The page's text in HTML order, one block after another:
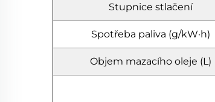
Stupnice stlačení
Spotřeba paliva (g/kW·h)
Objem mazacího oleje (L)